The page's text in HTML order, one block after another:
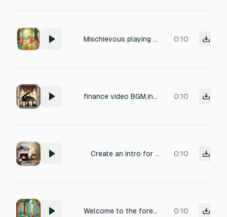
Mischievous playing drama and running of animals bgm 0:10
finance video BGM,inspiring, with violin,piano and more 0:10
Create an intro for a podcast that calmly talks about life struggles and family topics. - Tone: calm, neutral, not emotionally charged - Suitable for narration, short (about 10–15 seconds) - Make it inviting so listeners feel relaxed and ready to listen - Example style: "This is a podcast where we calmly talk about life struggles and family matters." 0:10
Welcome to the forest telling noise with dangerous scared and with scary background music 0:10